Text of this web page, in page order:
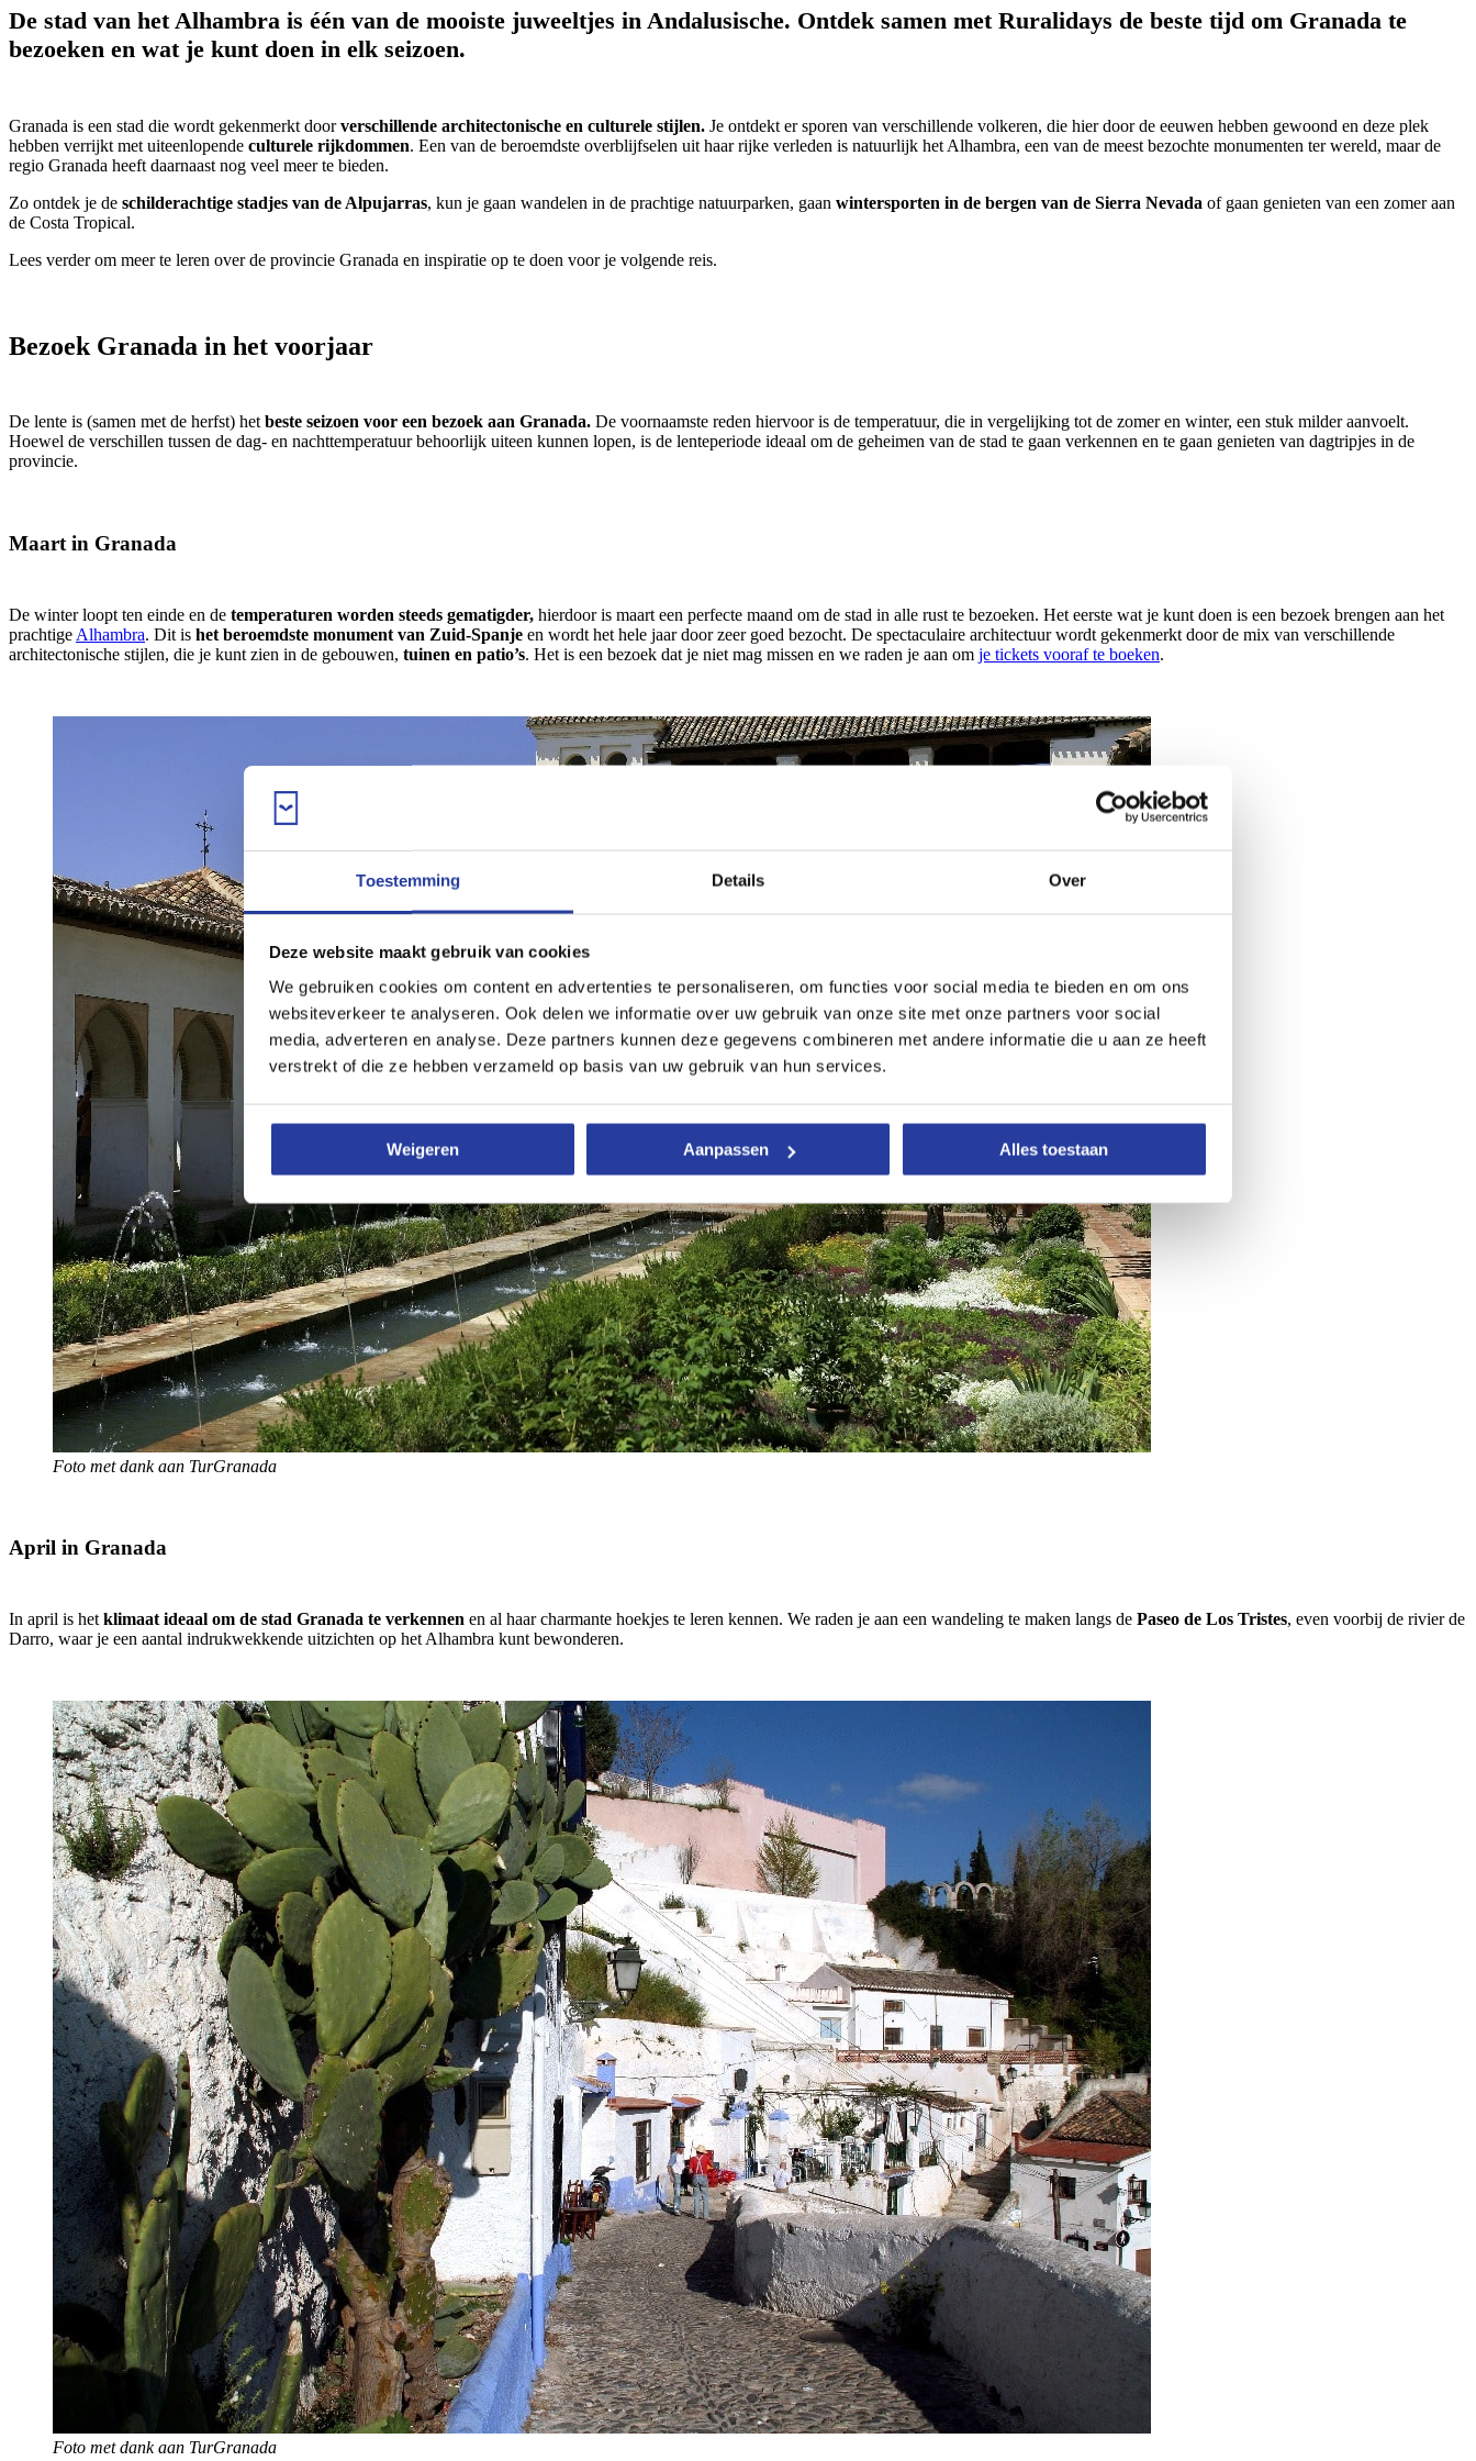
Toestemming Details Over
Deze website maakt gebruik van cookies
We gebruiken cookies om content en advertenties te personaliseren, om functies voor social media te bieden en om ons
websiteverkeer te analyseren. Ook delen we informatie over uw gebruik van onze site met onze partners voor social
media, adverteren en analyse. Deze partners kunnen deze gegevens combineren met andere informatie die u aan ze heeft
verstrekt of die ze hebben verzameld op basis van uw gebruik van hun services.
Weigeren Aanpassen Alles toestaan
De stad van het Alhambra is één van de mooiste juweeltjes in Andalusische. Ontdek samen met Ruralidays de beste tijd om Granada te
bezoeken en wat je kunt doen in elk seizoen.
Granada is een stad die wordt gekenmerkt doorverschillende architectonische en culturele stijlen. Je ontdekt er sporen van verschillende volkeren, die hier door de eeuwen hebben gewoond en deze plek
hebben verrijkt met uiteenlopende culturele rijkdommen. Een van de beroemdste overblijfselen uit haar rijke verleden is natuurlijk het Alhambra, een van de meest bezochte monumenten ter wereld, maar de
regio Granada heeft daarnaast nog veel meer te bieden.
Zo ontdek je de schilderachtige stadjes van de Alpujarras, kun je gaan wandelen in de prachtige natuurparken, gaan wintersporten in de bergen van de Sierra Nevada of gaan genieten van een zomer aan
de Costa Tropical.
Lees verder om meer te leren over de provincie Granada en inspiratie op te doen voor je volgende reis.
Bezoek Granada in het voorjaar
De lente is (samen met de herfst) het beste seizoen voor een bezoek aan Granada. De voornaamste reden hiervoor is de temperatuur, die in vergelijking tot de zomer en winter, een stuk milder aanvoelt.
Hoewel de verschillen tussen de dag- en nachttemperatuur behoorlijk uiteen kunnen lopen, is de lenteperiode ideaal om de geheimen van de stad te gaan verkennen en te gaan genieten van dagtripjes in de
provincie.
Maart in Granada
De winter loopt ten einde en de temperaturen worden steeds gematigder, hierdoor is maart een perfecte maand om de stad in alle rust te bezoeken. Het eerste wat je kunt doen is een bezoek brengen aan het
prachtige Alhambra. Dit is het beroemdste monument van Zuid-Spanje en wordt het hele jaar door zeer goed bezocht. De spectaculaire architectuur wordt gekenmerkt door de mix van verschillende
architectonische stijlen, die je kunt zien in de gebouwen, tuinen en patio’s. Het is een bezoek dat je niet mag missen en we raden je aan om je tickets vooraf te boeken.
Foto met dank aan TurGranada
April in Granada
In april is het klimaat ideaal om de stad Granada te verkennen en al haar charmante hoekjes te leren kennen. We raden je aan een wandeling te maken langs de Paseo de Los Tristes, even voorbij de rivier de
Darro, waar je een aantal indrukwekkende uitzichten op het Alhambra kunt bewonderen.
Foto met dank aan TurGranada